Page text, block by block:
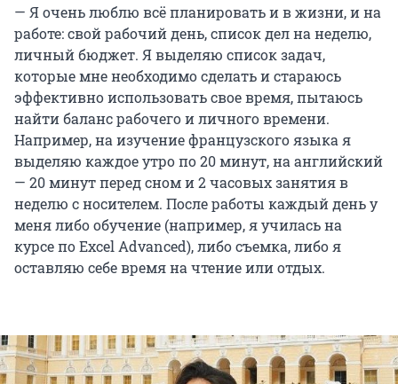
— Я очень люблю всё планировать и в жизни, и на
работе: свой рабочий день, список дел на неделю,
личный бюджет. Я выделяю список задач,
которые мне необходимо сделать и стараюсь
эффективно использовать свое время, пытаюсь
найти баланс рабочего и личного времени.
Например, на изучение французского языка я
выделяю каждое утро по 20 минут, на английский
— 20 минут перед сном и 2 часовых занятия в
неделю с носителем. После работы каждый день у
меня либо обучение (например, я училась на
курсе по Excel Advanced), либо съемка, либо я
оставляю себе время на чтение или отдых.